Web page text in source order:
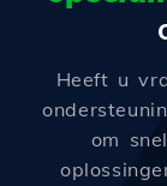
Heeft u
om